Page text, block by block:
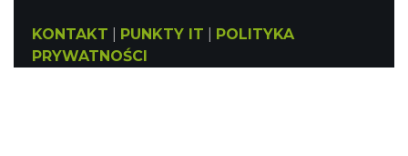
KONTAKT PUNKTY IT
POLITYKA
PRYWATNOŚCI